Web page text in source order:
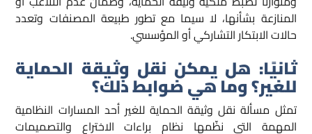
المنازعة بشأنها، لا سيما مع تطور طبيعة المصنفات وتعدد
حالات الابتكار التشاركي أو المؤسسي.
ثانيًا: هل يمكن نقل وثيقة الحماية
للغير؟ وما هي ضوابط ذلك؟
تمثل مسألة نقل وثيقة الحماية للغير أحد المسارات النظامية
المهمة التي نظّمها نظام براءات الاختراع والتصميمات